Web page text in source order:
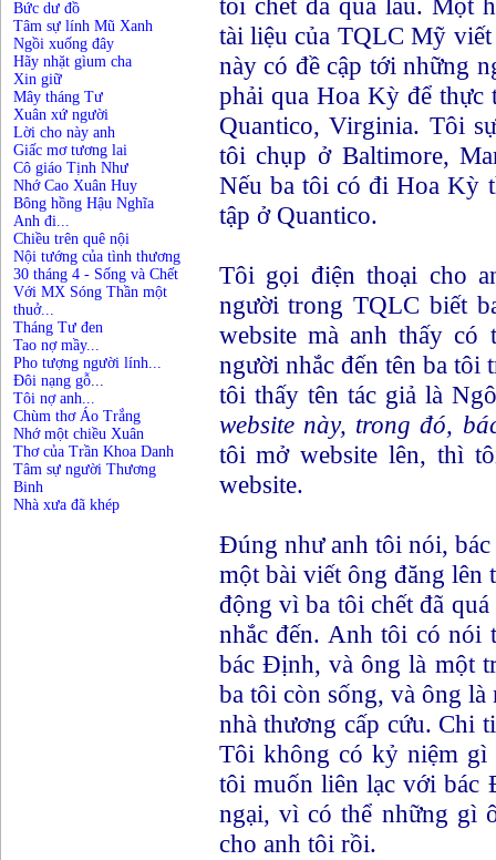
Bức dư đồ
Tâm sự lính Mũ Xanh
Ngồi xuống đây
Hãy nhặt gìum cha
Xin giữ
Mây tháng Tư
Xuân xứ người
Lời cho này anh
Giấc mơ tương lai
Cô giáo Tịnh Như
Nhớ Cao Xuân Huy
Bông hồng Hậu Nghĩa
Anh đi...
Chiều trên quê nội
Nội tướng của tình thương
30 tháng 4 - Sống và Chết
Với MX Sóng Thần một
thuở...
Tháng Tư đen
Tao nợ mầy...
Pho tượng người lính...
Đôi nạng gỗ...
Tôi nợ anh...
Chùm thơ Áo Trắng
Nhớ một chiều Xuân
Thơ của Trần Khoa Danh
Tâm sự người Thương
Binh
Nhà xưa đã khép
tôi chết đã quá lâu. Một
tài liệu của TQLC Mỹ
này có đề cập tới những
phải qua Hoa Kỳ để thực
Quantico, Virginia. Tôi
tôi chụp ở Baltimore,
Nếu ba tôi có đi Hoa Kỳ
tập ở Quantico.
Tôi gọi điện thoại cho
người trong TQLC biết
website mà anh thấy
người nhắc đến tên ba tôi
tôi thấy tên tác giả là
website này, trong đó,
tôi mở website lên, thì
website.
Đúng như anh tôi nói,
một bài viết ông đăng lên
động vì ba tôi chết đã
nhắc đến. Anh tôi có nói
bác Định, và ông là một
ba tôi còn sống, và ông
nhà thương cấp cứu. Chi
Tôi không có kỷ niệm gì
tôi muốn liên lạc với bác
ngại, vì có thể những gì
cho anh tôi rồi.